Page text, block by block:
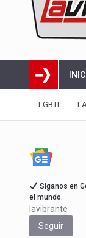
LGBTI
Síganos en
el mundo.
lavibrante
Seguir